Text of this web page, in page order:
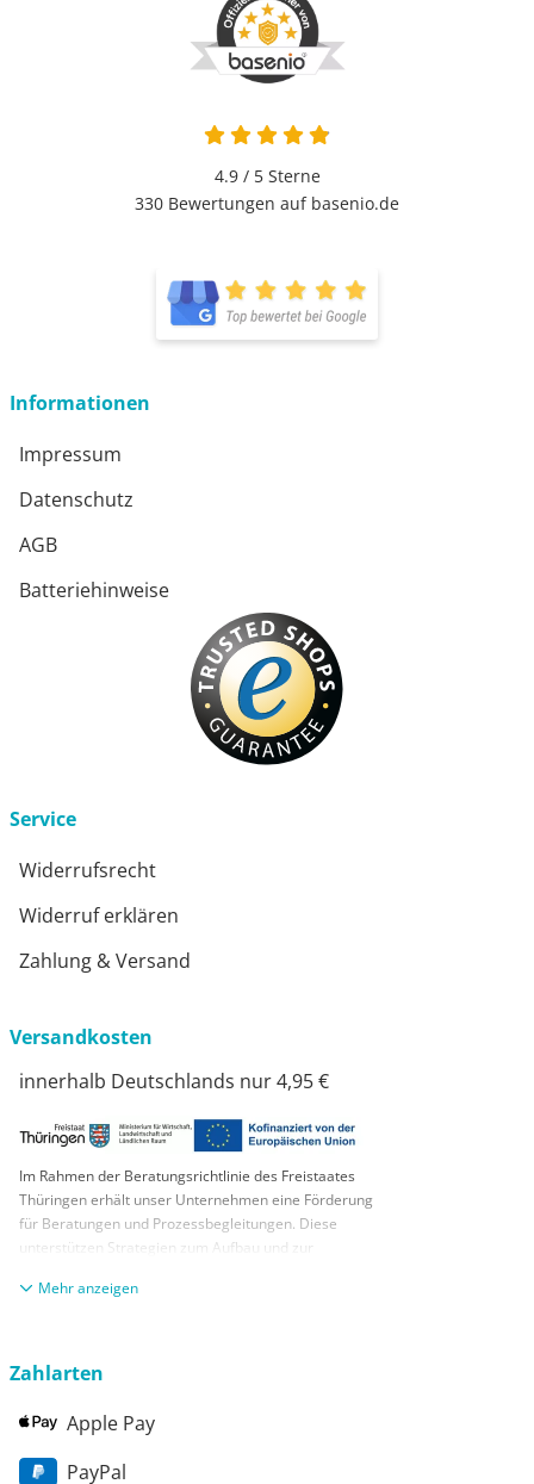
4.9 von 5
4.9 / 5Sterne
330 Bewertungen auf basenio.de
öffnet in neuem Fenster
Informationen
Impressum
Datenschutz
AGB
Batteriehinweise
Service
Widerrufsrecht
Widerruf erklären
Zahlung & Versand
Versandkosten
innerhalb Deutschlands nur 4,95 €
Im Rahmen der Beratungsrichtlinie des Freistaates
Thüringen erhält unser Unternehmen eine Förderung
für Beratungen und Prozessbegleitungen. Diese
unterstützen Strategien zum Aufbau und zur
KMUs. Die daraus resultierenden Ergebnisse und
aus Mitteln des Europäischen Sozialfonds Plus und
anzeigen
Zahlarten
Apple Pay
PayPal